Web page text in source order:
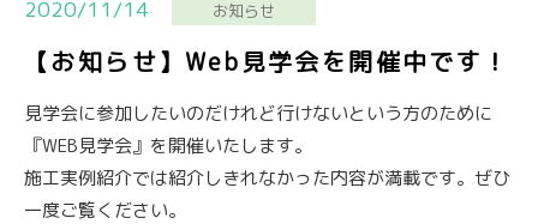
2020/11/14 お知らせ
【お知らせ】Web見学会を開催中です！
見学会に参加したいのだけれど行けないという方のために
『WEB見学会』を開催いたします。
施工実例紹介では紹介しきれなかった内容が満載です。ぜひ
一度ご覧ください。